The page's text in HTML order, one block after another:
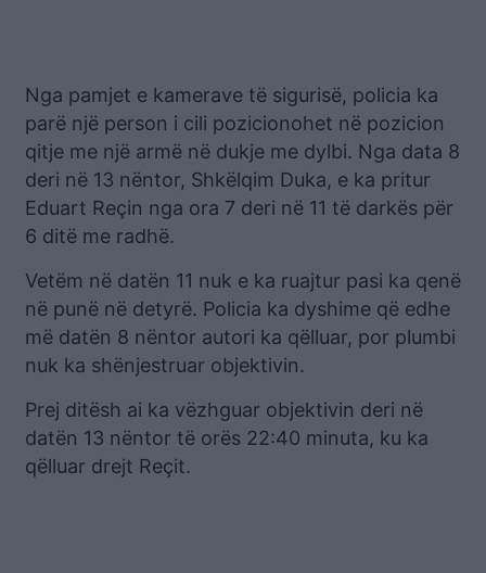
Nga pamjet e kamerave të sigurisë, policia ka
parë një person i cili pozicionohet në pozicion
qitje me një armë në dukje me dylbi. Nga data 8
deri në 13 nëntor, Shkëlqim Duka, e ka pritur
Eduart Reçin nga ora 7 deri në 11 të darkës për
6 ditë me radhë.
Vetëm në datën 11 nuk e ka ruajtur pasi ka qenë
në punë në detyrë. Policia ka dyshime që edhe
më datën 8 nëntor autori ka qëlluar, por plumbi
nuk ka shënjestruar objektivin.
Prej ditësh ai ka vëzhguar objektivin deri në
datën 13 nëntor të orës 22:40 minuta, ku ka
qëlluar drejt Reçit.